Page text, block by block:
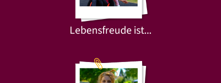
Lebensfreude ist...